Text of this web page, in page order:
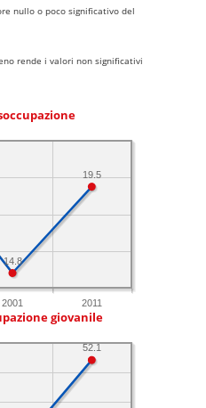
nullo o poco significativo del
rende i valori non significativi
2001 2011
19.5
14.8
giovanile
52.1